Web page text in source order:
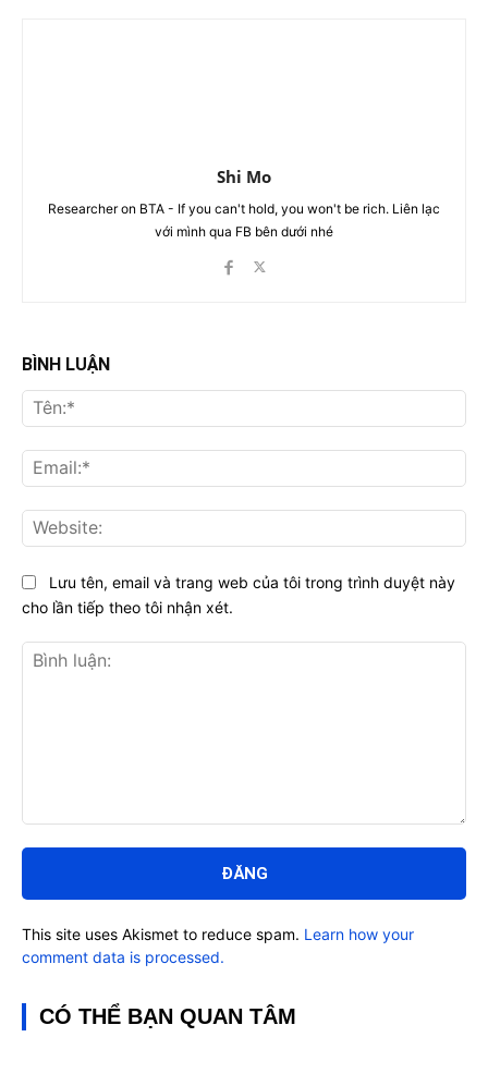
Shi Mo
Researcher on BTA - If you can't hold, you won't be rich. Liên lạc
với mình qua FB bên dưới nhé
BÌNH LUẬN
luận:
Lưu tên, email và trang web của tôi trong trình duyệt này
cho lần tiếp theo tôi nhận xét.
This site uses Akismet to reduce spam. Learn how your
comment data is processed.
CÓ THỂ BẠN QUAN TÂM